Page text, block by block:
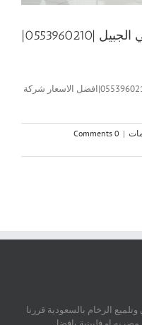
شركة صقل وتسوية الرخام في الجبيل |0553960210|
شركة صقل وتسوية الرخام في الجبيل |0553960210|افضل الاسعار شركة
|
0 Comments
الرخام بالسعودية قررنا